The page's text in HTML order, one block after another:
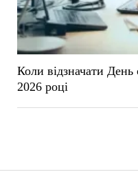
Коли відзначати День
2026 році